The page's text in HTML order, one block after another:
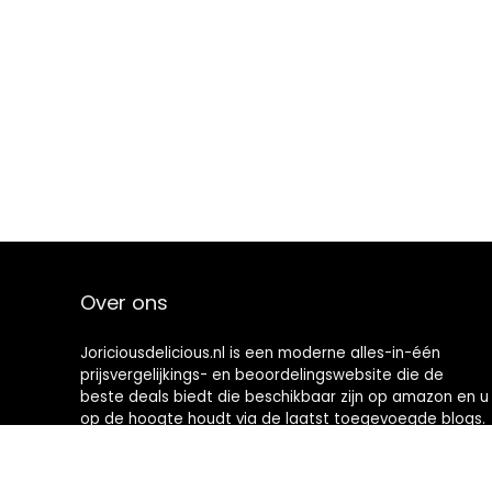
Over ons
Joriciousdelicious.nl is een moderne alles-in-één
prijsvergelijkings- en beoordelingswebsite die de
beste deals biedt die beschikbaar zijn op amazon en u
op de hoogte houdt via de laatst toegevoegde blogs.